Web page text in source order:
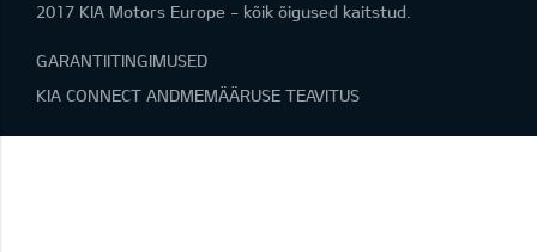
2017 KIA Motors Europe - kõik õigused kaitstud.
GARANTIITINGIMUSED
KIA CONNECT ANDMEMÄÄRUSE TEAVITUS